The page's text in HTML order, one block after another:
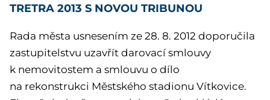
TRETRA 2013 S NOVOU TRIBUNOU
Rada města usnesením ze 28. 8. 2012 doporučila
zastupitelstvu uzavřít darovací smlouvy
k nemovitostem a smlouvu o dílo
na rekonstrukci Městského stadionu Vítkovice.